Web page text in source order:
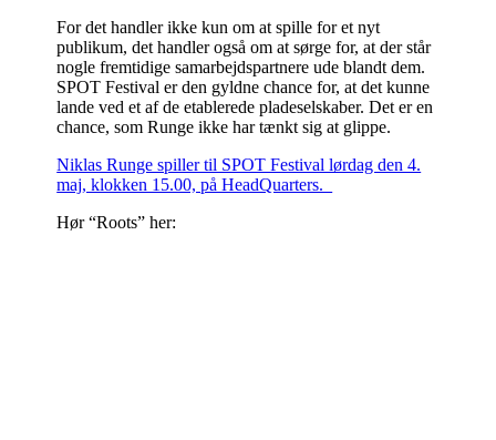
For det handler ikke kun om at spille for et nyt
publikum, det handler også om at sørge for, at der står
nogle fremtidige samarbejdspartnere ude blandt dem.
SPOT Festival er den gyldne chance for, at det kunne
lande ved et af de etablerede pladeselskaber. Det er en
chance, som Runge ikke har tænkt sig at glippe.
Niklas Runge spiller til SPOT Festival lørdag den 4.
maj, klokken 15.00, på HeadQuarters.
Hør “Roots” her: